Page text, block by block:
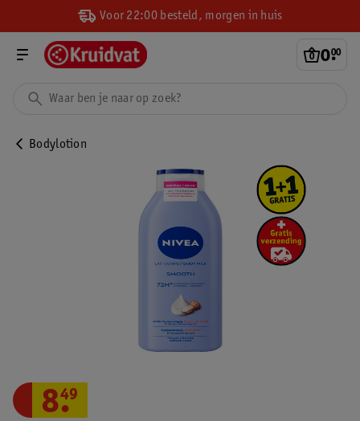
Voor 22:00 besteld, morgen in huis
0.
00
Bodylotion
8.
49